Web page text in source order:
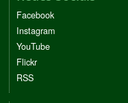
Facebook
Instagram
YouTube
Flickr
RSS